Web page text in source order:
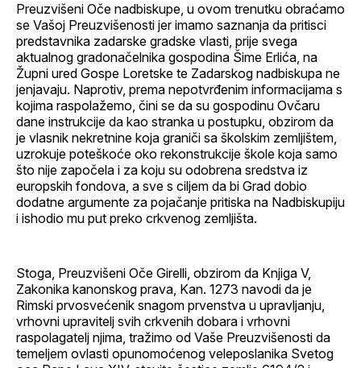
Preuzvišeni Oče nadbiskupe, u ovom trenutku obraćamo
se Vašoj Preuzvišenosti jer imamo saznanja da pritisci
predstavnika zadarske gradske vlasti, prije svega
aktualnog gradonačelnika gospodina Šime Erlića, na
Župni ured Gospe Loretske te Zadarskog nadbiskupa ne
jenjavaju. Naprotiv, prema nepotvrđenim informacijama s
kojima raspolažemo, čini se da su gospodinu Ovčaru
dane instrukcije da kao stranka u postupku, obzirom da
je vlasnik nekretnine koja graniči sa školskim zemljištem,
uzrokuje poteškoće oko rekonstrukcije škole koja samo
što nije započela i za koju su odobrena sredstva iz
europskih fondova, a sve s ciljem da bi Grad dobio
dodatne argumente za pojačanje pritiska na Nadbiskupiju
i ishodio mu put preko crkvenog zemljišta.
Stoga, Preuzvišeni Oče Girelli, obzirom da Knjiga V,
Zakonika kanonskog prava, Kan. 1273 navodi da je
Rimski prvosvećenik snagom prvenstva u upravljanju,
vrhovni upravitelj svih crkvenih dobara i vrhovni
raspolagatelj njima, tražimo od Vaše Preuzvišenosti da
temeljem ovlasti opunomoćenog veleposlanika Svetog